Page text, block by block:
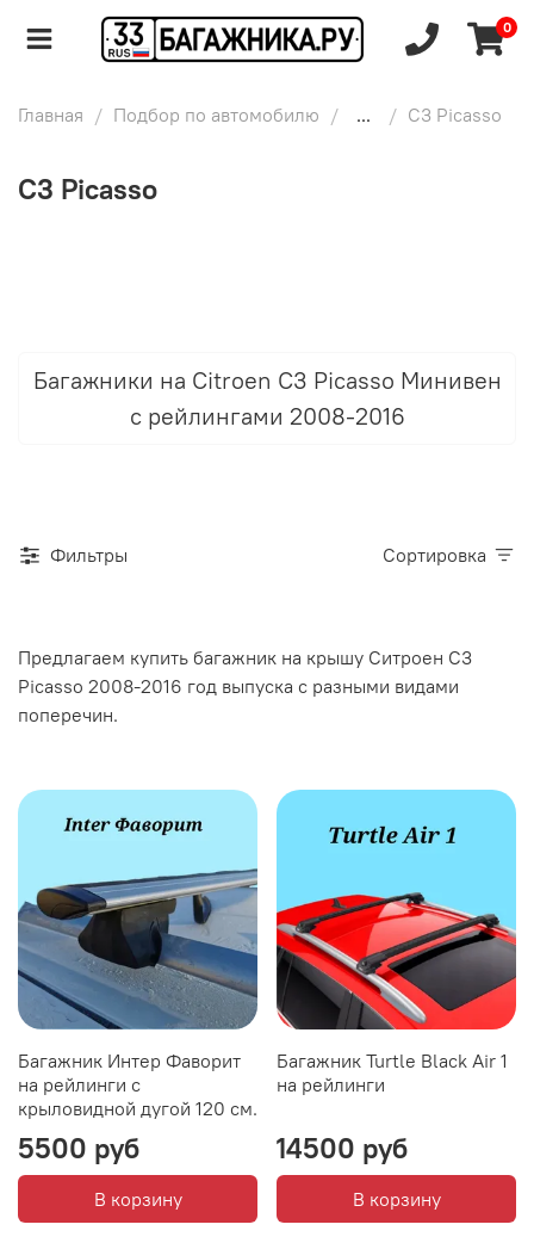
0
Главная Подбор по автомобилю ... C3 Picasso
C3 Picasso
Багажники на Citroen C3 Picasso Минивен
с рейлингами 2008-2016
Фильтры Сортировка
Предлагаем купить багажник на крышу Ситроен С3
Picasso 2008-2016 год выпуска с разными видами
поперечин.
Багажник Интер Фаворит
на рейлинги с
крыловидной дугой 120 см.
5500 руб
В корзину
Багажник Turtle Black Air 1
на рейлинги
14500 руб
В корзину